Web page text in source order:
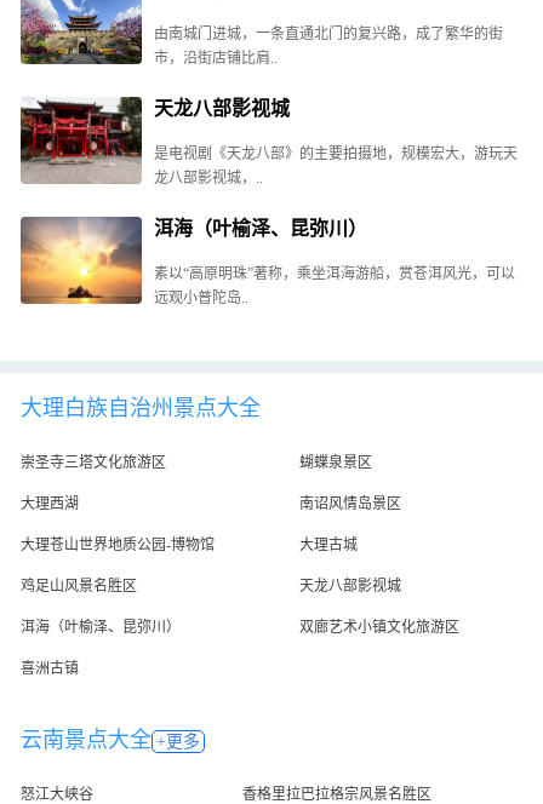
由南城门进城，一条直通北门的复兴路，成了繁华的街
市，沿街店铺比肩..
天龙八部影视城
是电视剧《天龙八部》的主要拍摄地，规模宏大，游玩天
龙八部影视城，..
洱海（叶榆泽、昆弥川）
素以“高原明珠”著称，乘坐洱海游船，赏苍洱风光，可以
远观小普陀岛..
大理白族自治州景点大全
崇圣寺三塔文化旅游区 蝴蝶泉景区
大理西湖 南诏风情岛景区
大理苍山世界地质公园-博物馆 大理古城
鸡足山风景名胜区 天龙八部影视城
洱海（叶榆泽、昆弥川） 双廊艺术小镇文化旅游区
喜洲古镇
云南景点大全 +更多
怒江大峡谷 香格里拉巴拉格宗风景名胜区